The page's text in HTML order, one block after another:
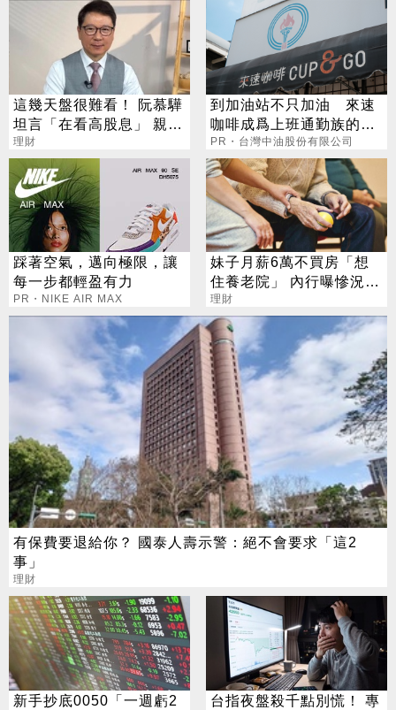
這幾天盤很難看！ 阮慕驊
坦言「在看高股息」 親揭
下檔保護真面目
理財
到加油站不只加油 來速
咖啡成爲上班通勤族的新
選擇
PR・台灣中油股份有限公司
踩著空氣，邁向極限，讓
每一步都輕盈有力
PR・NIKE AIR MAX
妹子月薪6萬不買房「想
住養老院」 內行曝慘況：
有錢也沒用
理財
有保費要退給你？ 國泰人壽示警：絕不會要求「這2
事」
理財
新手抄底0050「一週虧2
台指夜盤殺千點別慌！ 專